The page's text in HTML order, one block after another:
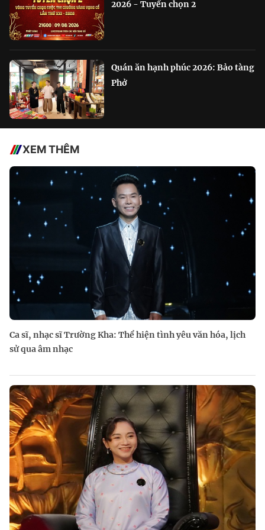
2026 - Tuyển chọn 2
Quán ăn hạnh phúc 2026: Bảo tàng
Phở
XEM THÊM
Ca sĩ, nhạc sĩ Trường Kha: Thể hiện tình yêu văn hóa, lịch
sử qua âm nhạc